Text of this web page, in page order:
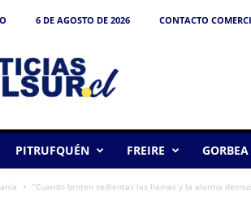
6 DE AGOSTO DE 2026 CONTACTO
PITRUFQUÉN FREIRE GORBEA
“Cuando broten sedientas las llamas y la alarma